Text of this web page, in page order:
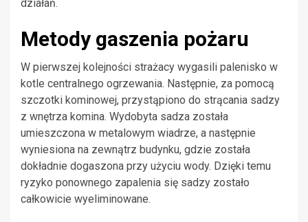
działań.
Metody gaszenia pożaru
W pierwszej kolejności strażacy wygasili palenisko w
kotle centralnego ogrzewania. Następnie, za pomocą
szczotki kominowej, przystąpiono do strącania sadzy
z wnętrza komina. Wydobyta sadza została
umieszczona w metalowym wiadrze, a następnie
wyniesiona na zewnątrz budynku, gdzie została
dokładnie dogaszona przy użyciu wody. Dzięki temu
ryzyko ponownego zapalenia się sadzy zostało
całkowicie wyeliminowane.